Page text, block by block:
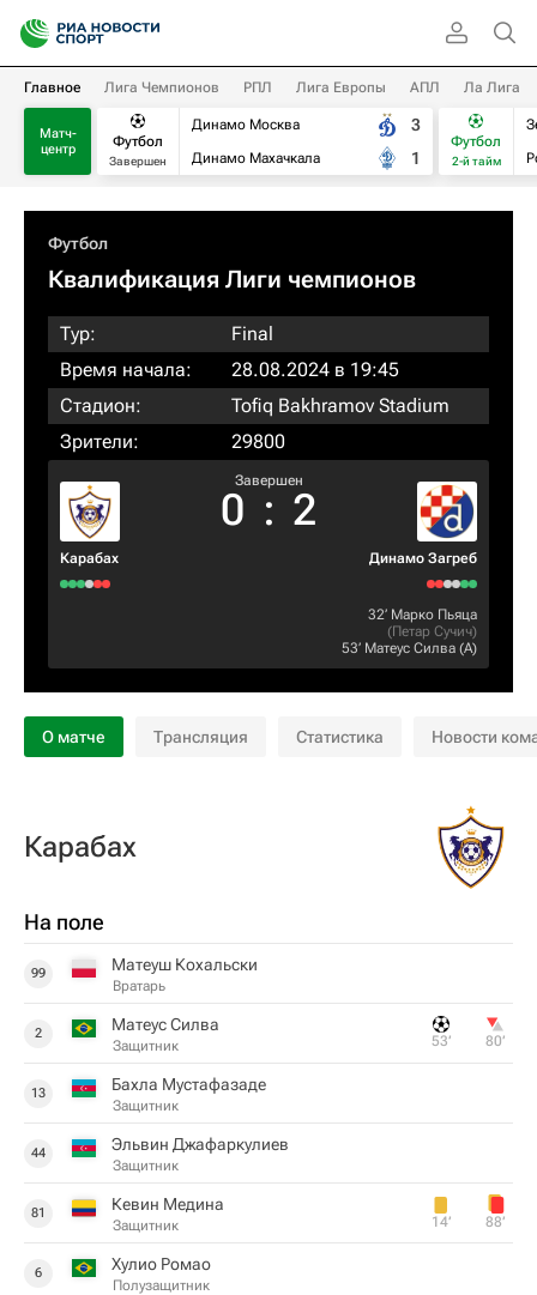
Главное Лига Чемпионов РПЛ Лига Европы АПЛ Ла Лига
Матч-
центр
Футбол
Завершен
Динамо Москва
Динамо Махачкала
3
1
Футбол
2-й тайм
Футбол
Квалификация Лиги чемпионов
Тур:
Final
Время начала:
28.08.2024 в 19:45
Стадион:
Tofiq Bakhramov Stadium
Зрители:
29800
Карабах
Завершен
0 : 2
Динамо Загреб
32‎’‎ Марко Пьяца
(Петар Сучич)
53‎’‎ Матеус Силва (А)
О матче Трансляция Статистика Новости
Карабах
На поле
99 Матеуш Кохальски
Вратарь
2 Матеус Силва
Защитник 53‎’‎ 80‎’‎
13 Бахла Мустафазаде
Защитник
44 Эльвин Джафаркулиев
Защитник
81 Кевин Медина
Защитник 14‎’‎ 88‎’‎
6 Хулио Ромао
Полузащитник